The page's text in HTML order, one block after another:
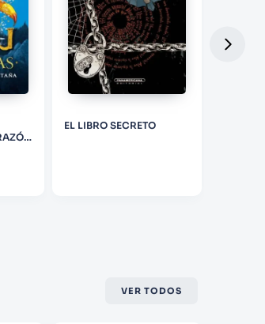
EL LIBRO SECRETO
VER TODOS